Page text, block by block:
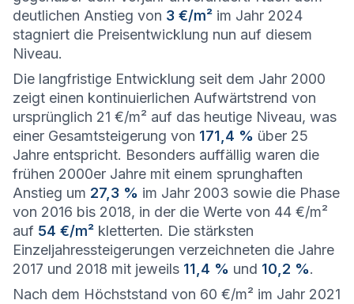
deutlichen Anstieg von 3 €/m² im Jahr 2024
stagniert die Preisentwicklung nun auf diesem
Niveau.
Die langfristige Entwicklung seit dem Jahr 2000
zeigt einen kontinuierlichen Aufwärtstrend von
ursprünglich 21 €/m² auf das heutige Niveau, was
einer Gesamtsteigerung von 171,4 % über 25
Jahre entspricht. Besonders auffällig waren die
frühen 2000er Jahre mit einem sprunghaften
Anstieg um 27,3 % im Jahr 2003 sowie die Phase
von 2016 bis 2018, in der die Werte von 44 €/m²
auf 54 €/m² kletterten. Die stärksten
Einzeljahressteigerungen verzeichneten die Jahre
2017 und 2018 mit jeweils 11,4 % und 10,2 %.
Nach dem Höchststand von 60 €/m² im Jahr 2021